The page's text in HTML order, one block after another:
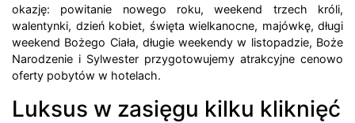
okazję: powitanie nowego roku, weekend trzech króli,
walentynki, dzień kobiet, święta wielkanocne, majówkę, długi
weekend Bożego Ciała, długie weekendy w listopadzie, Boże
Narodzenie i Sylwester przygotowujemy atrakcyjne cenowo
oferty pobytów w hotelach.
Luksus w zasięgu kilku kliknięć